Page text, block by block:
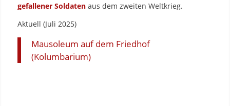
gefallener Soldatenaus dem zweiten Weltkrieg.
Aktuell (Juli 2025)
Mausoleum auf dem Friedhof
(Kolumbarium)